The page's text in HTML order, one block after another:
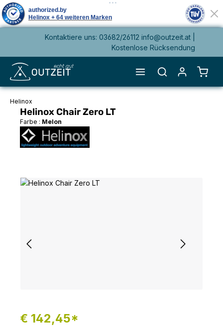
springenKontaktiere uns: 03682/26112 info@outzeit.at |
Kostenlose Rücksendung
Helinox
Helinox Chair Zero LT
Farbe : Melon
Bildergalerie überspringen
€ 142,45*